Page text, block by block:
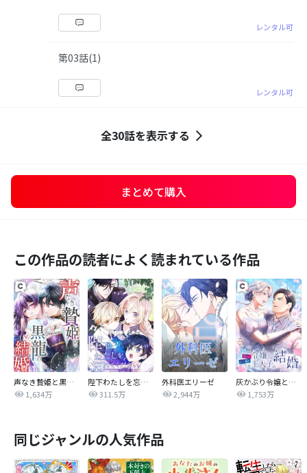
レンタル可
第03話(1)
レンタル可
全30話を表示する
まとめて購入
この作品の読者によく読まれている作品
声なき贄姫と黒龍の結婚
1,634万
陛下わたしを忘れてください
311.5万
外科医エリーゼ
2,944万
灰かぶり令嬢と行き遅れ元王太子の結婚
1,753万
同じジャンルの人気作品